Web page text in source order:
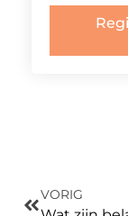
VORIG